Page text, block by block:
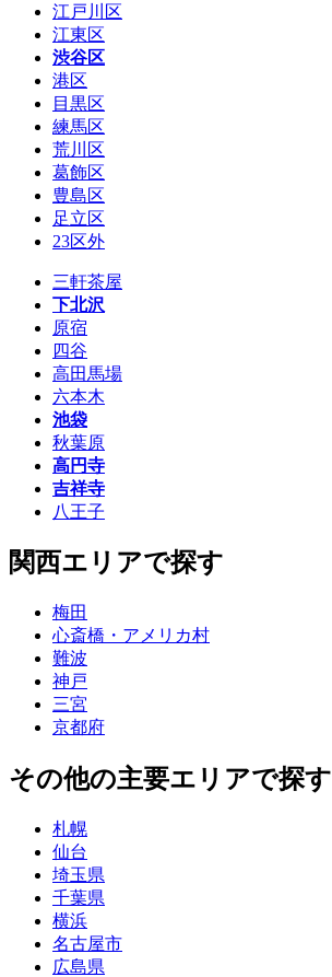
江戸川区
江東区
渋谷区
港区
目黒区
練馬区
荒川区
葛飾区
豊島区
足立区
23区外
三軒茶屋
下北沢
原宿
四谷
高田馬場
六本木
池袋
秋葉原
高円寺
吉祥寺
八王子
関西エリアで探す
梅田
心斎橋・アメリカ村
難波
神戸
三宮
京都府
その他の主要エリアで探す
札幌
仙台
埼玉県
千葉県
横浜
名古屋市
広島県